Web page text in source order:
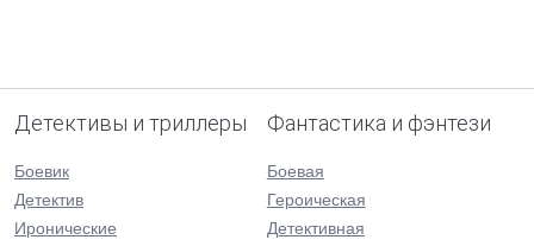
Детективы и триллеры
Боевик
Детектив
Иронические
Фантастика и фэнтези
Боевая
Героическая
Детективная